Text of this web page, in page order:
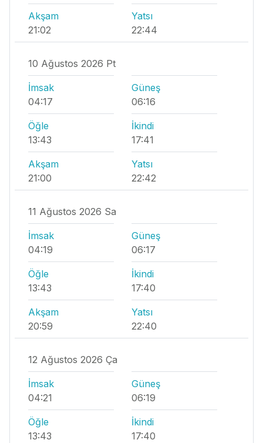
Akşam
21:02
Yatsı
22:44
10 Ağustos 2026 Pt
İmsak
04:17
Güneş
06:16
Öğle
13:43
İkindi
17:41
Akşam
21:00
Yatsı
22:42
11 Ağustos 2026 Sa
İmsak
04:19
Güneş
06:17
Öğle
13:43
İkindi
17:40
Akşam
20:59
Yatsı
22:40
12 Ağustos 2026 Ça
İmsak
04:21
Güneş
06:19
Öğle
13:43
İkindi
17:40